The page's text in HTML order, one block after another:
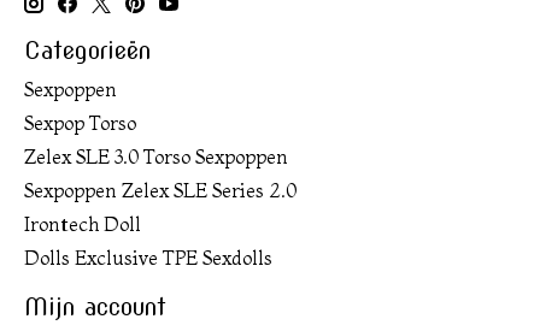
Categorieën
Sexpoppen
Sexpop Torso
Zelex SLE 3.0 Torso Sexpoppen
Sexpoppen Zelex SLE Series 2.0
Irontech Doll
Dolls Exclusive TPE Sexdolls
Mijn account